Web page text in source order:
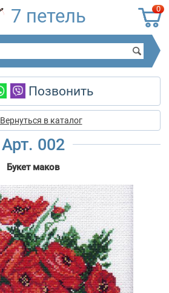
0
7 петель
Позвонить
Вернуться в каталог
Арт. 002
Букет маков